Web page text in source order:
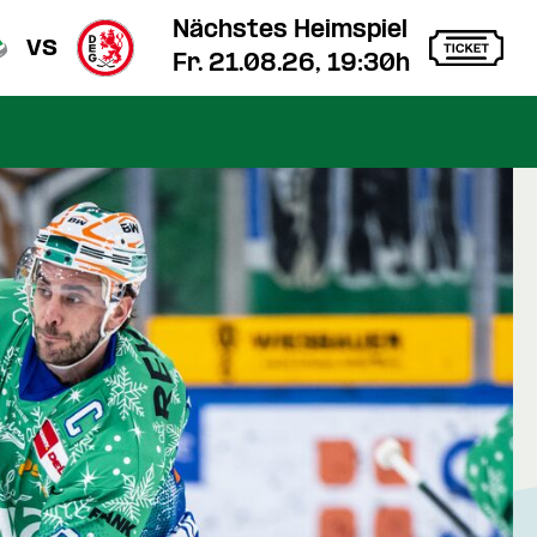
vs
Nächstes Heimspiel
Fr. 21.08.26, 19:30h